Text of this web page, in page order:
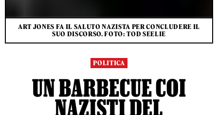
ART JONES FA IL SALUTO NAZISTA PER CONCLUDERE IL
SUO DISCORSO. FOTO: TOD SEELIE
POLITICA
UN BARBECUE COI
NAZISTI DEL